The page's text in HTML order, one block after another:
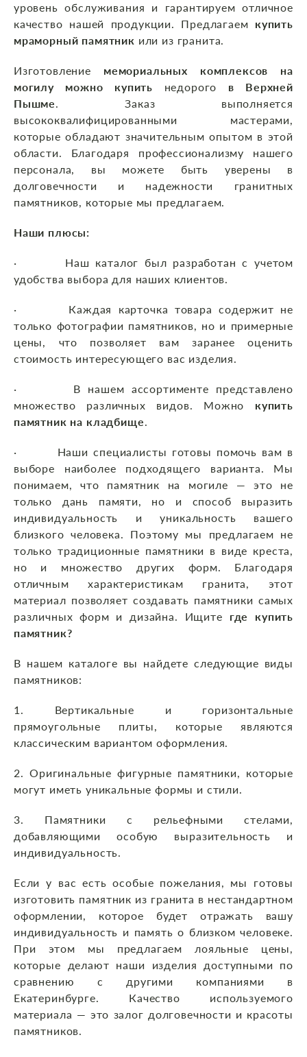
уровень обслуживания и гарантируем отличное
качество нашей продукции. Предлагаем купить
мраморный памятник или из гранита.
Изготовление мемориальных комплексов на
могилу можно купить недорого в Верхней
Пышме. Заказ выполняется
высококвалифицированными мастерами,
которые обладают значительным опытом в этой
области. Благодаря профессионализму нашего
персонала, вы можете быть уверены в
долговечности и надежности гранитных
памятников, которые мы предлагаем.
Наши плюсы:
· Наш каталог был разработан с учетом
удобства выбора для наших клиентов.
· Каждая карточка товара содержит не
только фотографии памятников, но и примерные
цены, что позволяет вам заранее оценить
стоимость интересующего вас изделия.
· В нашем ассортименте представлено
множество различных видов. Можно купить
памятник на кладбище.
· Наши специалисты готовы помочь вам в
выборе наиболее подходящего варианта. Мы
понимаем, что памятник на могиле — это не
только дань памяти, но и способ выразить
индивидуальность и уникальность вашего
близкого человека. Поэтому мы предлагаем не
только традиционные памятники в виде креста,
но и множество других форм. Благодаря
отличным характеристикам гранита, этот
материал позволяет создавать памятники самых
различных форм и дизайна. Ищите где купить
памятник?
В нашем каталоге вы найдете следующие виды
памятников:
1. Вертикальные и горизонтальные
прямоугольные плиты, которые являются
классическим вариантом оформления.
2. Оригинальные фигурные памятники, которые
могут иметь уникальные формы и стили.
3. Памятники с рельефными стелами,
добавляющими особую выразительность и
индивидуальность.
Если у вас есть особые пожелания, мы готовы
изготовить памятник из гранита в нестандартном
оформлении, которое будет отражать вашу
индивидуальность и память о близком человеке.
При этом мы предлагаем лояльные цены,
которые делают наши изделия доступными по
сравнению с другими компаниями в
Екатеринбурге. Качество используемого
материала — это залог долговечности и красоты
памятников.